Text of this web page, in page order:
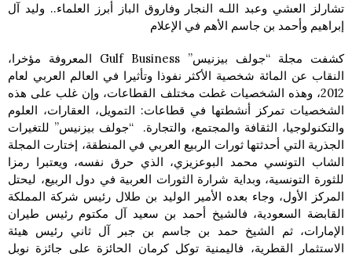
تشارلز العشي وعبد اللـه النجار وفاروق الباز أبرز العلماء.. وليد آل
إبراهيم وأحمد بن جاسم الأهم في الإعلام
كشفت مجلة “جولف بيزنيس” Gulf Business المعروفة مؤخرا،
النقاب عن المائة شخصية الأكثر نفوذا وتأثيرا في العالم العربي لعام
2012، وهذه الشخصيات غطت مختلف القطاعات، وإن غلب على هذه
الشخصيات تمركز أنشطتها في قطاعات: التمويل، العقارات، العلوم
والتكنولوجيا، الثقافة والمجتمع، والتجارة. “جولف بيزنيس” للتغيرات
الجذرية التي أحدثتها ثورات الربيع العربي في المنطقة، إختارت المجلة
الشاب التونسي محمد البوعزيزي، الذي حرق نفسه، ويعتبرا رمزا
للثورة التونسية، وبداية شرارة الثورات العربية في دول الربيع، ليحتل
المركز الأول، وجاء بعده الأمير الوليد بن طلال رئيس شركة المملكة
القابضة السعودية، فالشيخ أحمد بن سعيد آل مكتوم رئيس طيران
الإمارات، ثم الشيخ حمد بن جاسم بن جبر آل ثاني رئيس هيئة
الاستثمار القطرية، فاليمنية توكل كرمان الحائزة على جائزة نوبل